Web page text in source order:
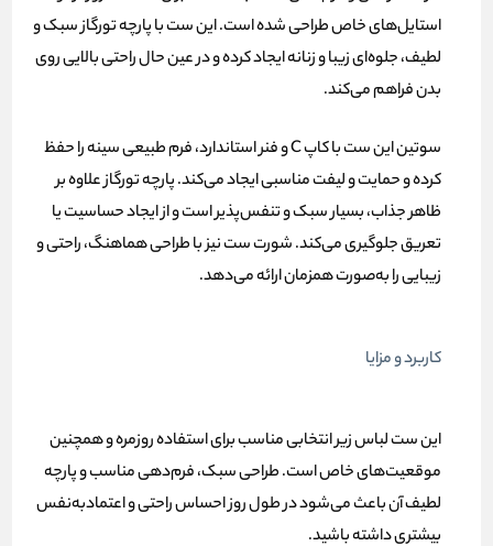
استایل‌های خاص طراحی شده است. این ست با پارچه تورگاز سبک و
لطیف، جلوه‌ای زیبا و زنانه ایجاد کرده و در عین حال راحتی بالایی روی
بدن فراهم می‌کند.
سوتین این ست با کاپ C و فنر استاندارد، فرم طبیعی سینه را حفظ
کرده و حمایت و لیفت مناسبی ایجاد می‌کند. پارچه تورگاز علاوه بر
ظاهر جذاب، بسیار سبک و تنفس‌پذیر است و از ایجاد حساسیت یا
تعریق جلوگیری می‌کند. شورت ست نیز با طراحی هماهنگ، راحتی و
زیبایی را به‌صورت همزمان ارائه می‌دهد.
کاربرد و مزایا
این ست لباس زیر انتخابی مناسب برای استفاده روزمره و همچنین
موقعیت‌های خاص است. طراحی سبک، فرم‌دهی مناسب و پارچه
لطیف آن باعث می‌شود در طول روز احساس راحتی و اعتمادبه‌نفس
بیشتری داشته باشید.